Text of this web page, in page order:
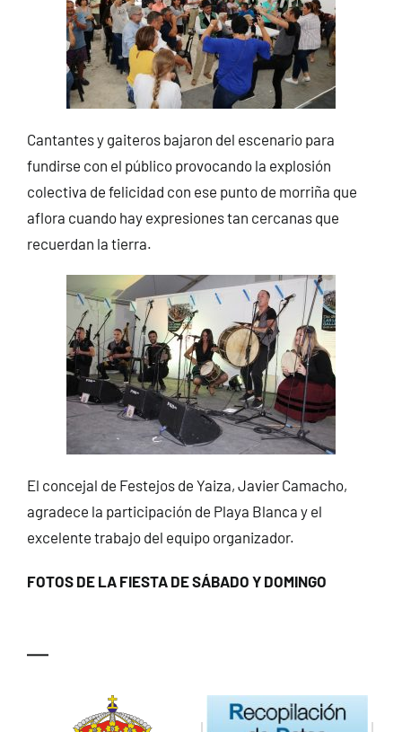
Cantantes y gaiteros bajaron del escenario para
fundirse con el público provocando la explosión
colectiva de felicidad con ese punto de morriña que
aflora cuando hay expresiones tan cercanas que
recuerdan la tierra.
El concejal de Festejos de Yaiza, Javier Camacho,
agradece la participación de Playa Blanca y el
excelente trabajo del equipo organizador.
FOTOS DE LA FIESTA DE SÁBADO Y DOMINGO
—